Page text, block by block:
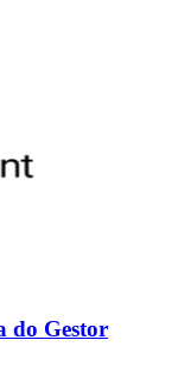
do Gestor